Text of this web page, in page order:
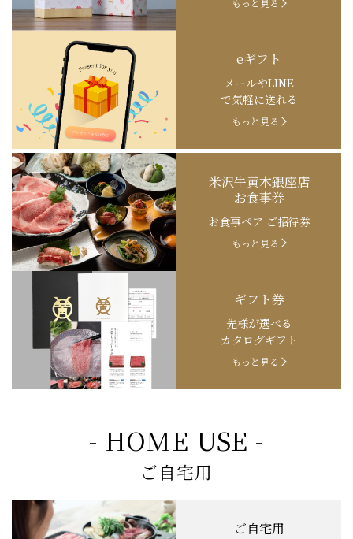
もっと見る
eギフト
メールやLINE
で気軽に送れる
もっと見る
米沢牛黄木銀座店
お食事券
お食事ペア ご招待券
もっと見る
ギフト券
先様が選べる
カタログギフト
もっと見る
- HOME USE -
ご自宅用
ご自宅用